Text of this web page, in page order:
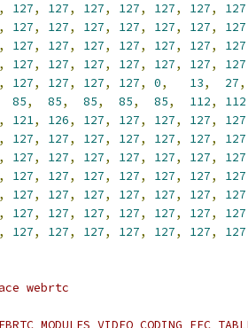
, 127, 127, 127, 127, 127, 127, 127
, 127, 127, 127, 127, 127, 127, 127
, 127, 127, 127, 127, 127, 127, 127
, 127, 127, 127, 127, 127, 127, 127
, 127, 127, 127, 127, 0, 13, 27,
85, 85, 85, 85, 85, 112, 112
, 121, 126, 127, 127, 127, 127, 127
, 127, 127, 127, 127, 127, 127, 127
, 127, 127, 127, 127, 127, 127, 127
, 127, 127, 127, 127, 127, 127, 127
, 127, 127, 127, 127, 127, 127, 127
, 127, 127, 127, 127, 127, 127, 127
, 127, 127, 127, 127, 127, 127, 127
webrtc